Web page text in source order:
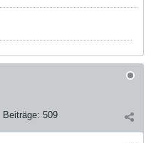
Beiträge: 509